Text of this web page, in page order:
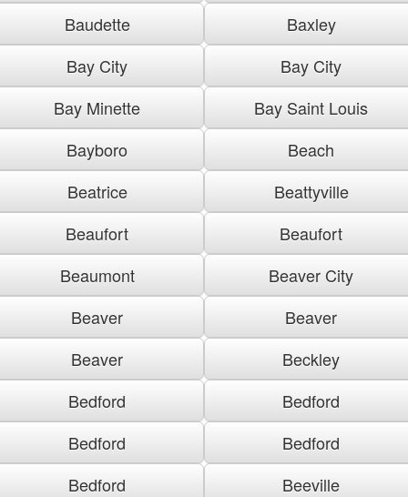
Baudette
Baxley
Bay City
Bay City
Bay Minette
Bay Saint Louis
Bayboro
Beach
Beatrice
Beattyville
Beaufort
Beaufort
Beaumont
Beaver City
Beaver
Beaver
Beaver
Beckley
Bedford
Bedford
Bedford
Bedford
Bedford
Beeville